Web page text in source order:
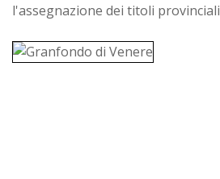
l'assegnazione dei titoli provinciali